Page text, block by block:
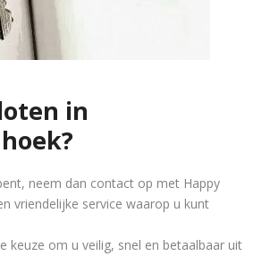
in
neem dan contact op met Happy
vriendelijke service waarop u kunt
keuze om u veilig, snel en betaalbaar uit